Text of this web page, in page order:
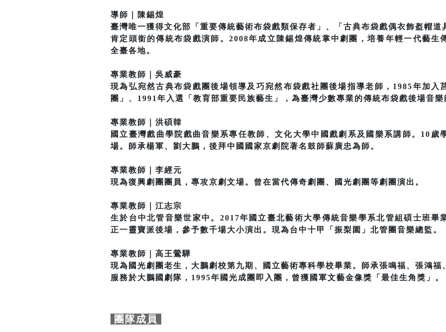
導師｜陳錫煌
臺灣唯一獲得文化部「重要傳統藝術布袋戲類保存者」、「古典布袋戲偶衣飾盔帽道
肯定頭銜的傳統布袋戲演師。2008年成立陳錫煌傳統掌中劇團，培養年輕一代藝生
全臺各地。
專業教師｜吳威豪
現為弘宛然古典布袋戲團後場領導及巧宛然布袋戲社團後場指導老師，1985年加入
團」、1991年入選「教育部重要民族藝生」，為臺灣少數專業的傳統布袋戲後場音樂
專業教師｜洪碩韓
國立臺灣戲曲學院戲曲音樂系專任教師、文化大學中國戲劇系及國樂系講師。10歲
場。師承楊軍、劉大鵬，後拜中國國家京劇院著名鼓師蘇廣忠為師。
專業教師｜李經元
現為復興劇團團員，專攻京劇文場。曾在當代傳奇劇團、國光劇團等劇團演出。
專業教師｜江志宗
生於台中北管音樂世家中。2017年國立臺北藝術大學傳統音樂學系北管組碩士班畢
正一靈寶派後場，參予數千場大小演出。現為台中十甲「振梨園」北管團音樂總監。
專業教師｜高王鶯驊
現為國光劇團老生，大鵬劇校第九期、國立藝術專科學校畢業。師承張鳴福、張鴻福
服務於大鵬國劇隊，1995年國光成團即入團，曾獲國軍文藝金像獎「最佳生角獎」。
團隊成員